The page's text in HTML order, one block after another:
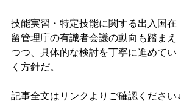
技能実習・特定技能に関する出入国在
留管理庁の有識者会議の動向も踏まえ
つつ、具体的な検討を丁寧に進めてい
く方針だ。
記事全文はリンクよりご確認ください↓